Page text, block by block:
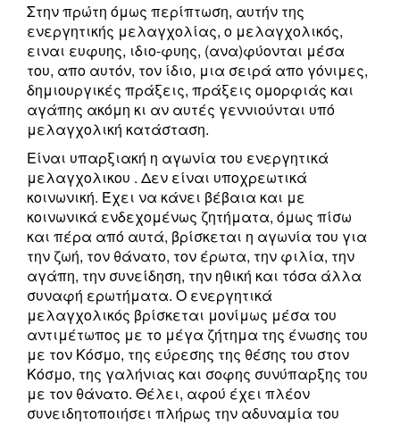
Στην πρώτη όμως περίπτωση, αυτήν της
ενεργητικής μελαγχολίας, ο μελαγχολικός,
ειναι ευφυης, ιδιο-φυης, (ανα)φύονται μέσα
του, απο αυτόν, τον ίδιο, μια σειρά απο γόνιμες,
δημιουργικές πράξεις, πράξεις ομορφιάς και
αγάπης ακόμη κι αν αυτές γεννιούνται υπό
μελαγχολική κατάσταση.
Είναι υπαρξιακή η αγωνία του ενεργητικά
μελαγχολικου . Δεν είναι υποχρεωτικά
κοινωνική. Έχει να κάνει βέβαια και με
κοινωνικά ενδεχομένως ζητήματα, όμως πίσω
και πέρα από αυτά, βρίσκεται η αγωνία του για
την ζωή, τον θάνατο, τον έρωτα, την φιλία, την
αγάπη, την συνείδηση, την ηθική και τόσα άλλα
συναφή ερωτήματα. Ο ενεργητικά
μελαγχολικός βρίσκεται μονίμως μέσα του
αντιμέτωπος με το μέγα ζήτημα της ένωσης του
με τον Κόσμο, της εύρεσης της θέσης του στον
Κόσμο, της γαλήνιας και σοφης συνύπαρξης του
με τον θάνατο. Θέλει, αφού έχει πλέον
συνειδητοποιήσει πλήρως την αδυναμία του